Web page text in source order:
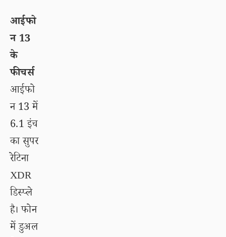
आईफो
न 13
के
फीचर्स
आईफो
न 13 में
6.1 इंच
का सुपर
रेटिना
XDR
डिस्प्ले
है। फोन
में डुअल